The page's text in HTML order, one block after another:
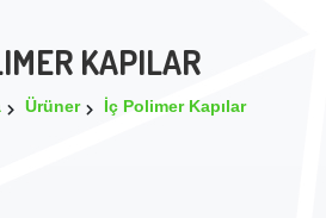
KAPILAR
Ürüner İç Polimer Kapılar